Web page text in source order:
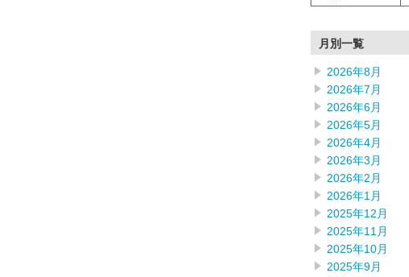
月別一覧
2026年8月
2026年7月
2026年6月
2026年5月
2026年4月
2026年3月
2026年2月
2026年1月
2025年12月
2025年11月
2025年10月
2025年9月